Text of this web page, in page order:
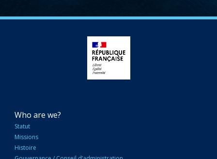
NAVIGATION
PRINCIPALE
Who are we?
Statut
Missions
Histoire